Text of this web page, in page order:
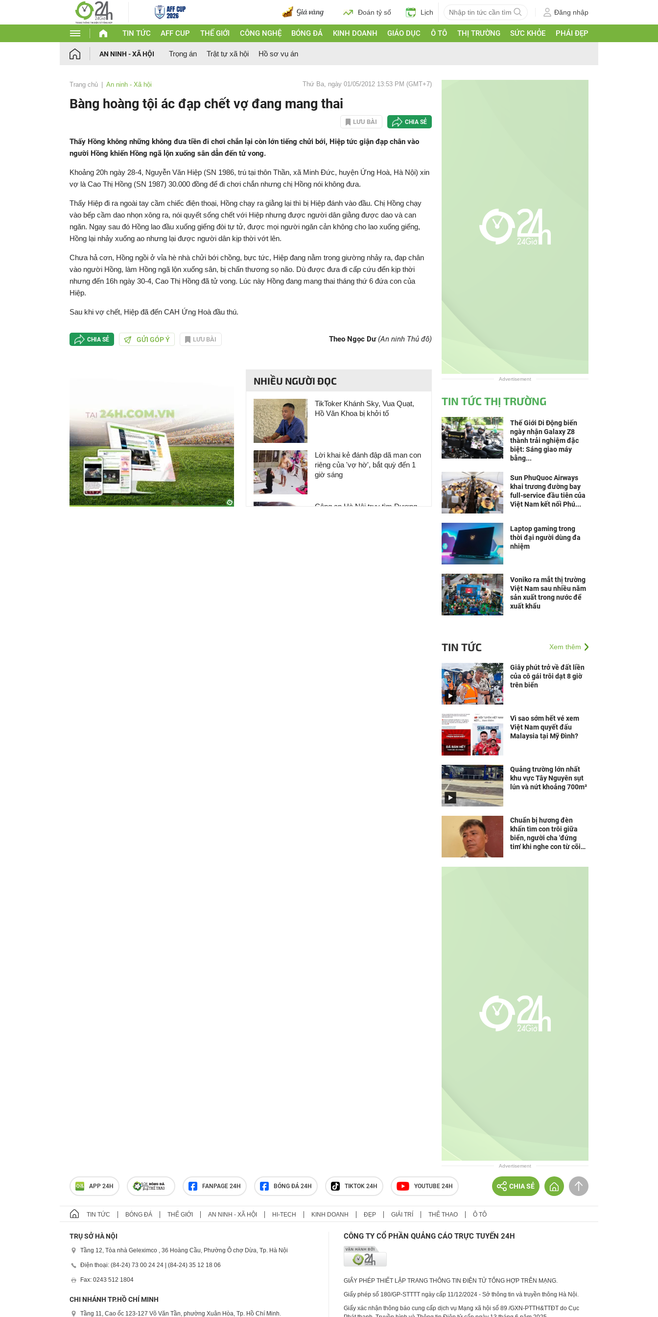
Đoán tỷ số Lịch Đăng nhập
TIN TỨC AFF CUP THẾ GIỚI CÔNG NGHỆ BÓNG ĐÁ KINH DOANH GIÁO DỤC Ô TÔ THỊ TRƯỜNG SỨC KHỎE PHÁI ĐẸP
AN NINH - XÃ HỘI Trọng án Trật tự xã hội Hồ sơ vụ án
Trang chủ An ninh - Xã hội Thứ Ba, ngày 01/05/2012 13:53 PM (GMT+7)
Bàng hoàng tội ác đạp chết vợ đang mang thai
LƯU BÀI CHIA SẺ
Thấy Hồng không những không đưa tiền đi chơi chắn lại còn lớn tiếng chửi bới, Hiệp tức giận đạp chân vào
người Hồng khiến Hồng ngã lộn xuống sân dẫn đến tử vong.
Khoảng 20h ngày 28-4, Nguyễn Văn Hiệp (SN 1986, trú tại thôn Thần, xã Minh Đức, huyện Ứng Hoà, Hà Nội) xin
vợ là Cao Thị Hồng (SN 1987) 30.000 đồng để đi chơi chắn nhưng chị Hồng nói không đưa.
Thấy Hiệp đi ra ngoài tay cầm chiếc điện thoại, Hồng chạy ra giằng lại thì bị Hiệp đánh vào đầu. Chị Hồng chạy
vào bếp cầm dao nhọn xông ra, nói quyết sống chết với Hiệp nhưng được người dân giằng được dao và can
ngăn. Ngay sau đó Hồng lao đầu xuống giếng đòi tự tử, được mọi người ngăn cản không cho lao xuống giếng,
Hồng lại nhảy xuống ao nhưng lại được người dân kịp thời vớt lên.
Chưa hả cơn, Hồng ngồi ở vỉa hè nhà chửi bới chồng, bực tức, Hiệp đang nằm trong giường nhảy ra, đạp chân
vào người Hồng, làm Hồng ngã lộn xuống sân, bị chấn thương sọ não. Dù được đưa đi cấp cứu đến kịp thời
nhưng đến 16h ngày 30-4, Cao Thị Hồng đã tử vong. Lúc này Hồng đang mang thai tháng thứ 6 đứa con của
Hiệp.
Sau khi vợ chết, Hiệp đã đến CAH Ứng Hoà đầu thú.
CHIA SẺ GỬI GÓP Ý LƯU BÀI Theo Ngọc Dư(An ninh Thủ đô)
NHIỀU NGƯỜI ĐỌC
TikToker Khánh Sky, Vua Quạt,
Hồ Văn Khoa bị khởi tố
Lời khai kẻ đánh đập dã man con
riêng của 'vợ hờ', bắt quỳ đến 1
giờ sáng
Công an Hà Nội truy tìm Dương
Advertisement
TIN TỨC THỊ TRƯỜNG
Thế Giới Di Động biến
ngày nhận Galaxy Z8
thành trải nghiệm đặc
biệt: Sáng giao máy
bằng...
Sun PhuQuoc Airways
khai trương đường bay
full-service đầu tiên của
Việt Nam kết nối Phú...
Laptop gaming trong
thời đại người dùng đa
nhiệm
Voniko ra mắt thị trường
Việt Nam sau nhiều năm
sản xuất trong nước để
xuất khẩu
TIN TỨC Xem thêm
Giây phút trở về đất liền
của cô gái trôi dạt 8 giờ
trên biển
Vì sao sớm hết vé xem
Việt Nam quyết đấu
Malaysia tại Mỹ Đình?
Quảng trường lớn nhất
khu vực Tây Nguyên sụt
lún và nứt khoảng 700m²
Chuẩn bị hương đèn
khấn tìm con trôi giữa
biển, người cha 'đứng
tim' khi nghe con từ cõi
Advertisement
APP 24H FANPAGE 24H BÓNG ĐÁ 24H TIKTOK 24H YOUTUBE 24H CHIA SẺ
TIN TỨC BÓNG ĐÁ THẾ GIỚI AN NINH - XÃ HỘI HI-TECH KINH DOANH ĐẸP GIẢI TRÍ THỂ THAO Ô TÔ
TRỤ SỞ HÀ NỘI
Tầng 12, Tòa nhà Geleximco , 36 Hoàng Cầu, Phường Ô chợ Dừa, Tp. Hà Nội
Điện thoại: (84-24) 73 00 24 24 | (84-24) 35 12 18 06
Fax: 0243 512 1804
CHI NHÁNH TP.HỒ CHÍ MINH
Tầng 11, Cao ốc 123-127 Võ Văn Tần, phường Xuân Hòa, Tp. Hồ Chí Minh.
CÔNG TY CỔ PHẦN QUẢNG CÁO TRỰC TUYẾN 24H
GIẤY PHÉP THIẾT LẬP TRANG THÔNG TIN ĐIỆN TỬ TỔNG HỢP TRÊN MẠNG.
Giấy phép số 180/GP-STTTT ngày cấp 11/12/2024 - Sở thông tin và truyền thông Hà Nội.
Giấy xác nhận thông báo cung cấp dịch vụ Mạng xã hội số 89 /GXN-PTTH&TTĐT do Cục